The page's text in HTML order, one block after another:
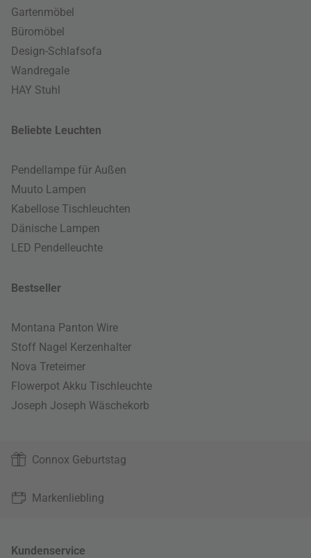
Gartenmöbel
Büromöbel
Design-Schlafsofa
Wandregale
HAY Stuhl
Beliebte Leuchten
Pendellampe für Außen
Muuto Lampen
Kabellose Tischleuchten
Dänische Lampen
LED Pendelleuchte
Bestseller
Montana Panton Wire
Stoff Nagel Kerzenhalter
Nova Treteimer
Flowerpot Akku Tischleuchte
Joseph Joseph Wäschekorb
Connox Geburtstag
Markenliebling
Kundenservice